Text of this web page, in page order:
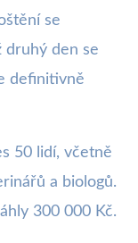
se
druhý den se
definitivně
50 lidí, včetně
a biologů.
300 000 Kč.